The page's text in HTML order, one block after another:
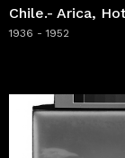
Chile.- Arica,
1936 - 1952